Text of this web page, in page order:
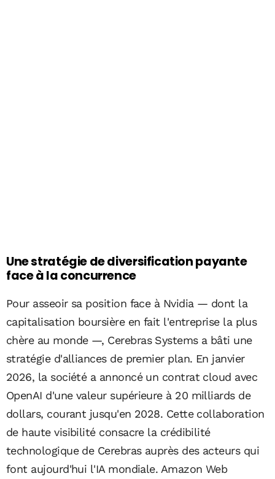
Une stratégie de diversification payante
face à la concurrence
Pour asseoir sa position face à Nvidia — dont la
capitalisation boursière en fait l'entreprise la plus
chère au monde —, Cerebras Systems a bâti une
stratégie d'alliances de premier plan. En janvier
2026, la société a annoncé un contrat cloud avec
OpenAI d'une valeur supérieure à 20 milliards de
dollars, courant jusqu'en 2028. Cette collaboration
de haute visibilité consacre la crédibilité
technologique de Cerebras auprès des acteurs qui
font aujourd'hui l'IA mondiale. Amazon Web